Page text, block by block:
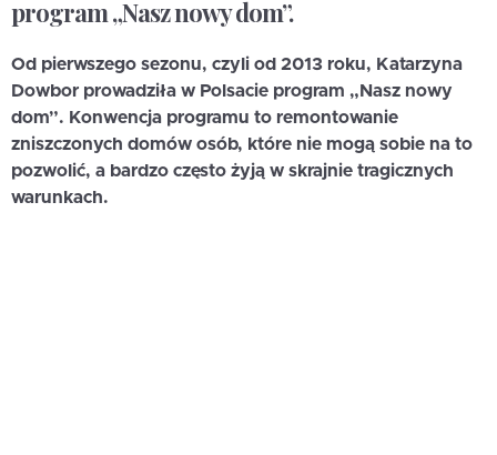
program „Nasz nowy dom”.
Od pierwszego sezonu, czyli od 2013 roku, Katarzyna
Dowbor prowadziła w Polsacie program „Nasz nowy
dom”. Konwencja programu to remontowanie
zniszczonych domów osób, które nie mogą sobie na to
pozwolić, a bardzo często żyją w skrajnie tragicznych
warunkach.